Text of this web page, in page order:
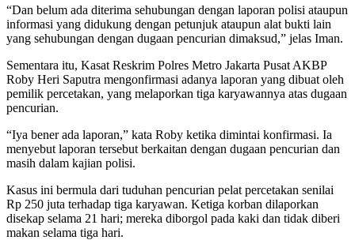
“Dan belum ada diterima sehubungan dengan laporan polisi ataupun
informasi yang didukung dengan petunjuk ataupun alat bukti lain
yang sehubungan dengan dugaan pencurian dimaksud,” jelas Iman.
Sementara itu, Kasat Reskrim Polres Metro Jakarta Pusat AKBP
Roby Heri Saputra mengonfirmasi adanya laporan yang dibuat oleh
pemilik percetakan, yang melaporkan tiga karyawannya atas dugaan
pencurian.
“Iya bener ada laporan,” kata Roby ketika dimintai konfirmasi. Ia
menyebut laporan tersebut berkaitan dengan dugaan pencurian dan
masih dalam kajian polisi.
Kasus ini bermula dari tuduhan pencurian pelat percetakan senilai
Rp 250 juta terhadap tiga karyawan. Ketiga korban dilaporkan
disekap selama 21 hari; mereka diborgol pada kaki dan tidak diberi
makan selama tiga hari.